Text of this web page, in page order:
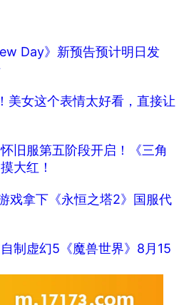
Day》新预告预计明日发
美女这个表情太好看，直接让
旧服第五阶段开启！《三角
大红！
戏拿下《永恒之塔2》国服代
制虚幻5《魔兽世界》8月15